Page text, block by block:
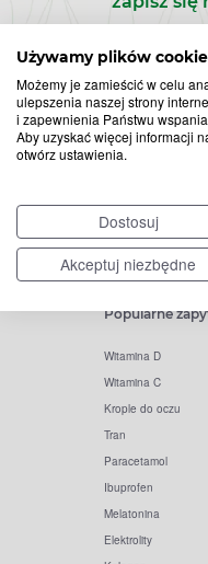
Używamy plików cookie
Możemy je zamieścić w celu
ulepszenia naszej strony
i zapewnienia Państwu
Aby uzyskać więcej informacji
otwórz ustawienia.
Dostosuj
Akceptuj niezbędne
Zapisz
do
Chcę
Popularne
Witamina D
Witamina C
Krople do oczu
Tran
Paracetamol
Ibuprofen
Melatonina
Elektrolity